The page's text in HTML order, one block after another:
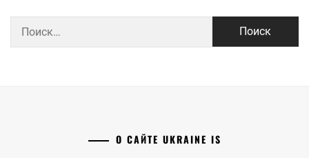
О САЙТЕ UKRAINE IS